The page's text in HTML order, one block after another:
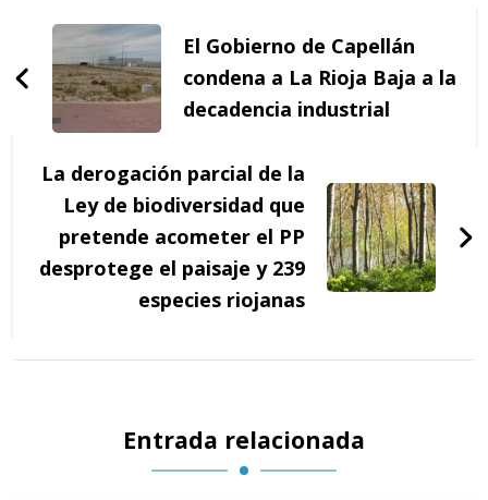
entradas
El Gobierno de Capellán
condena a La Rioja Baja a la
decadencia industrial
La derogación parcial de la
Ley de biodiversidad que
pretende acometer el PP
desprotege el paisaje y 239
especies riojanas
Entrada relacionada